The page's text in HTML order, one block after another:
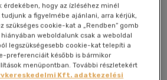
érdekében, hogy az ízléséhez minél
a figyelmébe ajánlani, arra kérjük,
szükséges cookie-kat a „Rendben” gomb
weboldalunk csak a weboldal
legszükségesebb cookie-kat telepíti a
preferenciáit később is bármikor
menüpontban. További részletekért
Kft. adatkezelési